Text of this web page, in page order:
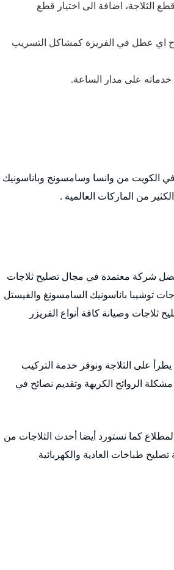
الثلاجة، اضافة الى اختيار قطع
اي عطل في الفريزة كمشاكل التسريب
على مدار الساعة.
في الكويت من وانسا وسامسونج وباناسونيك
من الماركات العالمية .
شركة معتمدة في مجال تصليح ثلاجات
توشيبا باناسونيك السامسونغ والفيستل
وصيانة كافة أنواع الفريزر
على الثلاجة ونوفر خدمة التركيب
الروائح الكريهة وتقديم نصائح في
كما نستورد أيضا أحدث الثلاجات من
طباخات العادية والكهربائية